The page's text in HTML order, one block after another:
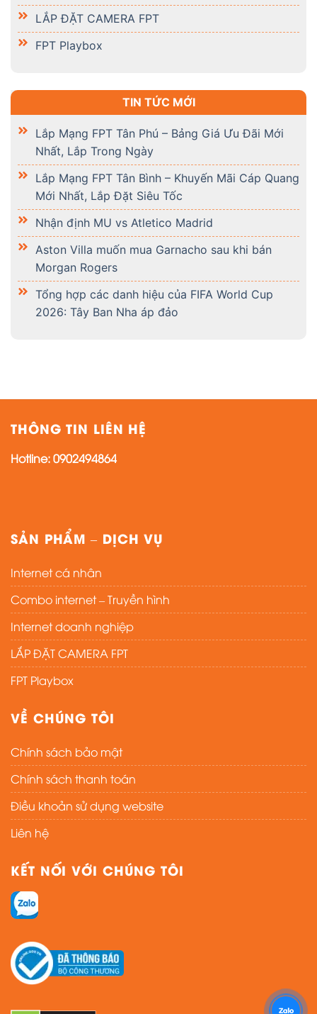
LẮP ĐẶT CAMERA FPT
FPT Playbox
TIN TỨC MỚI
Lắp Mạng FPT Tân Phú – Bảng Giá Ưu Đãi Mới
Nhất, Lắp Trong Ngày
Lắp Mạng FPT Tân Bình – Khuyến Mãi Cáp Quang
Mới Nhất, Lắp Đặt Siêu Tốc
Nhận định MU vs Atletico Madrid
Aston Villa muốn mua Garnacho sau khi bán
Morgan Rogers
Tổng hợp các danh hiệu của FIFA World Cup
2026: Tây Ban Nha áp đảo
THÔNG TIN LIÊN HỆ
Hotline:0902494864
SẢN PHẨM – DỊCH VỤ
Internet cá nhân
Combo internet – Truyền hình
Internet doanh nghiệp
LẮP ĐẶT CAMERA FPT
FPT Playbox
VỀ CHÚNG TÔI
Chính sách bảo mật
Chính sách thanh toán
Điều khoản sử dụng website
Liên hệ
KẾT NỐI VỚI CHÚNG TÔI